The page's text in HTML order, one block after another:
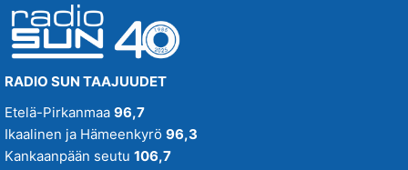
RADIO SUN TAAJUUDET
Etelä-Pirkanmaa 96,7
Ikaalinen ja Hämeenkyrö 96,3
Kankaanpään seutu 106,7